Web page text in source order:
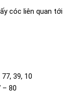
cóc liên quan tới
39, 10
– 80